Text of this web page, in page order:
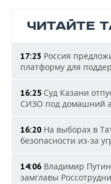
ЧИТАЙТЕ
17:23 Россия
платформу для
16:25 Суд Казани
СИЗО под домашний
16:20 На выборах в
безопасности из-за
14:06 Владимир
замглавы